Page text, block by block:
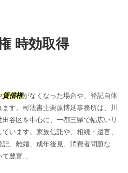
時効取得
賃借権がなくなった場合や、登記自体
す。司法書士栗原博延事務所は、川
谷区を中心に、一都三県で幅広いリ
います。家族信託や、相続・遺言、
、離婚、成年後見、消費者問題な
豊富...